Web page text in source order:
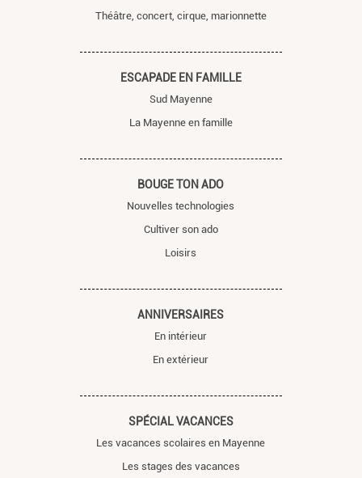
Théâtre, concert, cirque, marionnette
ESCAPADE EN FAMILLE
Sud Mayenne
La Mayenne en famille
BOUGE TON ADO
Nouvelles technologies
Cultiver son ado
Loisirs
ANNIVERSAIRES
En intérieur
En extérieur
SPÉCIAL VACANCES
Les vacances scolaires en Mayenne
Les stages des vacances